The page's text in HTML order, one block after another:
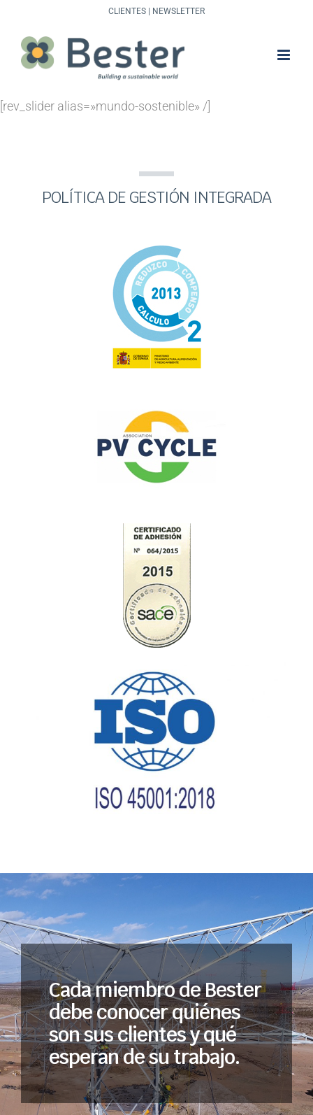
contenido
CLIENTES NEWSLETTER
[rev_slider alias=»mundo-sostenible» /]
POLÍTICA DE GESTIÓN INTEGRADA
Cada miembro de Bester
debe conocer quiénes
son sus clientes y qué
esperan de su trabajo.